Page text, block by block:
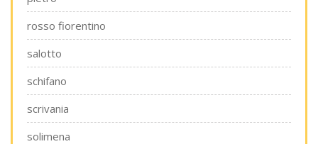
rosso fiorentino
salotto
schifano
scrivania
solimena